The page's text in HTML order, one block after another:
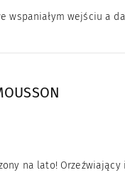
wspaniałym wejściu a
na lato!